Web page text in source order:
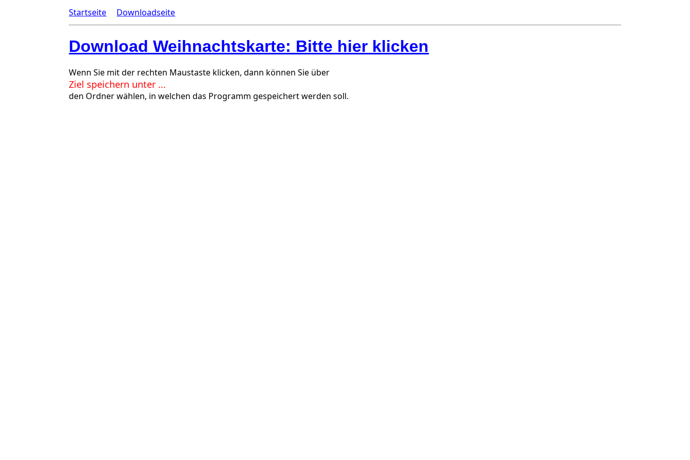
Startseite Downloadseite
Download Weihnachtskarte: Bitte hier klicken
Wenn Sie mit der rechten Maustaste klicken, dann können Sie über
Ziel speichern unter ...
den Ordner wählen, in welchen das Programm gespeichert werden soll.